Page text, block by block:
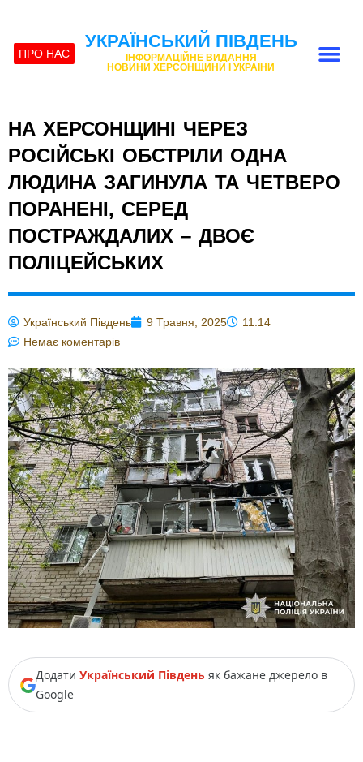
ПРО НАС
УКРАЇНСЬКИЙ ПІВДЕНЬ
ІНФОРМАЦІЙНЕ ВИДАННЯ
НОВИНИ ХЕРСОНЩИНИ І УКРАЇНИ
НА ХЕРСОНЩИНІ ЧЕРЕЗ
РОСІЙСЬКІ ОБСТРІЛИ ОДНА
ЛЮДИНА ЗАГИНУЛА ТА ЧЕТВЕРО
ПОРАНЕНІ, СЕРЕД
ПОСТРАЖДАЛИХ – ДВОЄ
ПОЛІЦЕЙСЬКИХ
Український Південь 9 Травня, 2025
11:14
Немає коментарів
Додати Український Південь як бажане джерело в
Google